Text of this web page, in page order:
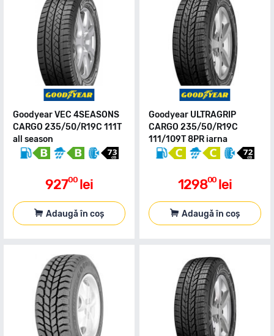
Goodyear VEC 4SEASONS
CARGO 235/50/R19C 111T
all season
92700 lei
Adaugă în coș
Goodyear ULTRAGRIP
CARGO 235/50/R19C
111/109T 8PR iarna
129800 lei
Adaugă în coș